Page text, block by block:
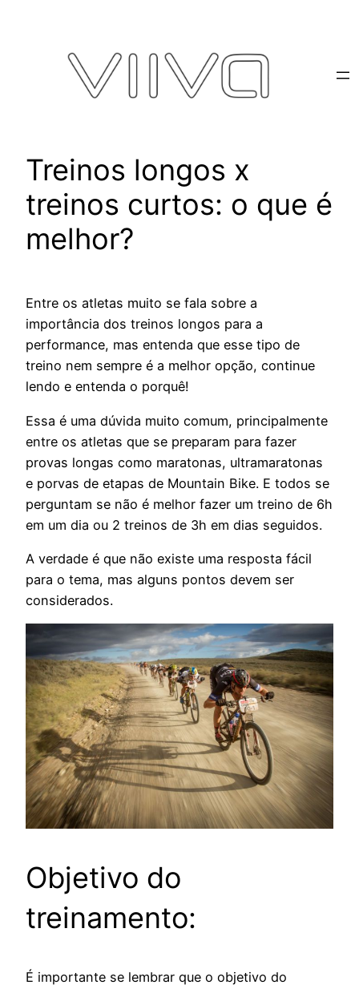
Treinos longos x
treinos curtos: o que é
melhor?
Entre os atletas muito se fala sobre a
importância dos treinos longos para a
performance, mas entenda que esse tipo de
treino nem sempre é a melhor opção, continue
lendo e entenda o porquê!
Essa é uma dúvida muito comum, principalmente
entre os atletas que se preparam para fazer
provas longas como maratonas, ultramaratonas
e porvas de etapas de Mountain Bike. E todos se
perguntam se não é melhor fazer um treino de 6h
em um dia ou 2 treinos de 3h em dias seguidos.
A verdade é que não existe uma resposta fácil
para o tema, mas alguns pontos devem ser
considerados.
Objetivo do
treinamento:
É importante se lembrar que o objetivo do